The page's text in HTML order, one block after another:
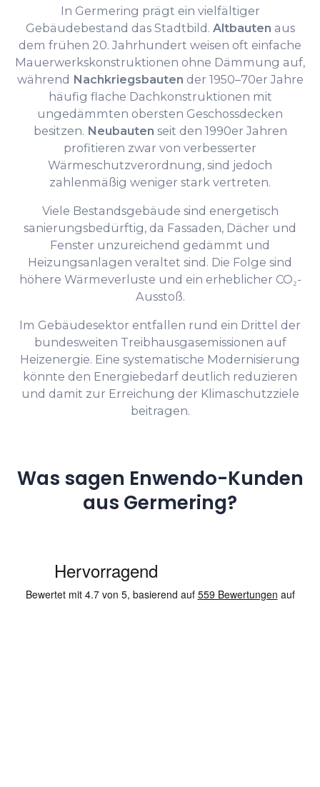
In Germering prägt ein vielfältiger
Gebäudebestand das Stadtbild. Altbauten aus
dem frühen 20. Jahrhundert weisen oft einfache
Mauerwerkskonstruktionen ohne Dämmung auf,
während Nachkriegsbauten der 1950–70er Jahre
häufig flache Dachkonstruktionen mit
ungedämmten obersten Geschossdecken
besitzen. Neubauten seit den 1990er Jahren
profitieren zwar von verbesserter
Wärmeschutzverordnung, sind jedoch
zahlenmäßig weniger stark vertreten.
Viele Bestandsgebäude sind energetisch
sanierungsbedürftig, da Fassaden, Dächer und
Fenster unzureichend gedämmt und
Heizungsanlagen veraltet sind. Die Folge sind
höhere Wärmeverluste und ein erheblicher CO₂-
Ausstoß.
Im Gebäudesektor entfallen rund ein Drittel der
bundesweiten Treibhausgasemissionen auf
Heizenergie. Eine systematische Modernisierung
könnte den Energiebedarf deutlich reduzieren
und damit zur Erreichung der Klimaschutzziele
beitragen.
Was sagen Enwendo-Kunden
aus Germering?